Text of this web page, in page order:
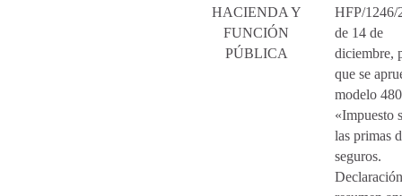
HACIENDA Y
FUNCIÓN
PÚBLICA
HFP/1246/
de 14 de
diciembre,
que se
modelo
«Impuesto
las primas
seguros.
Declaración